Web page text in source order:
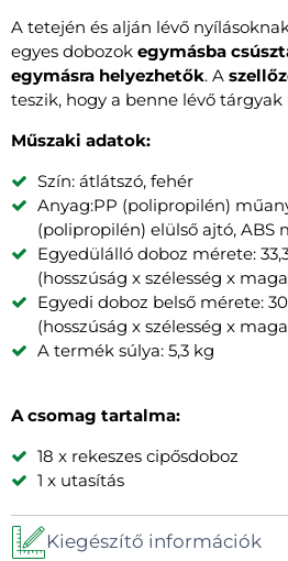
A tetején és alján lévő
egyes dobozok egymásba
egymásra helyezhetők. A
teszik, hogy a benne lévő tárgyak
Műszaki adatok:
Szín: átlátszó, fehér
Anyag:PP (polipropilén)
(polipropilén) elülső ajtó, ABS
Egyedülálló doboz mérete:
(hosszúság x szélesség x
Egyedi doboz belső mérete: 30
(hosszúság x szélesség x
A termék súlya: 5,3 kg
A csomag tartalma:
18 x rekeszes cipősdoboz
1 x utasítás
Kiegészítő információk